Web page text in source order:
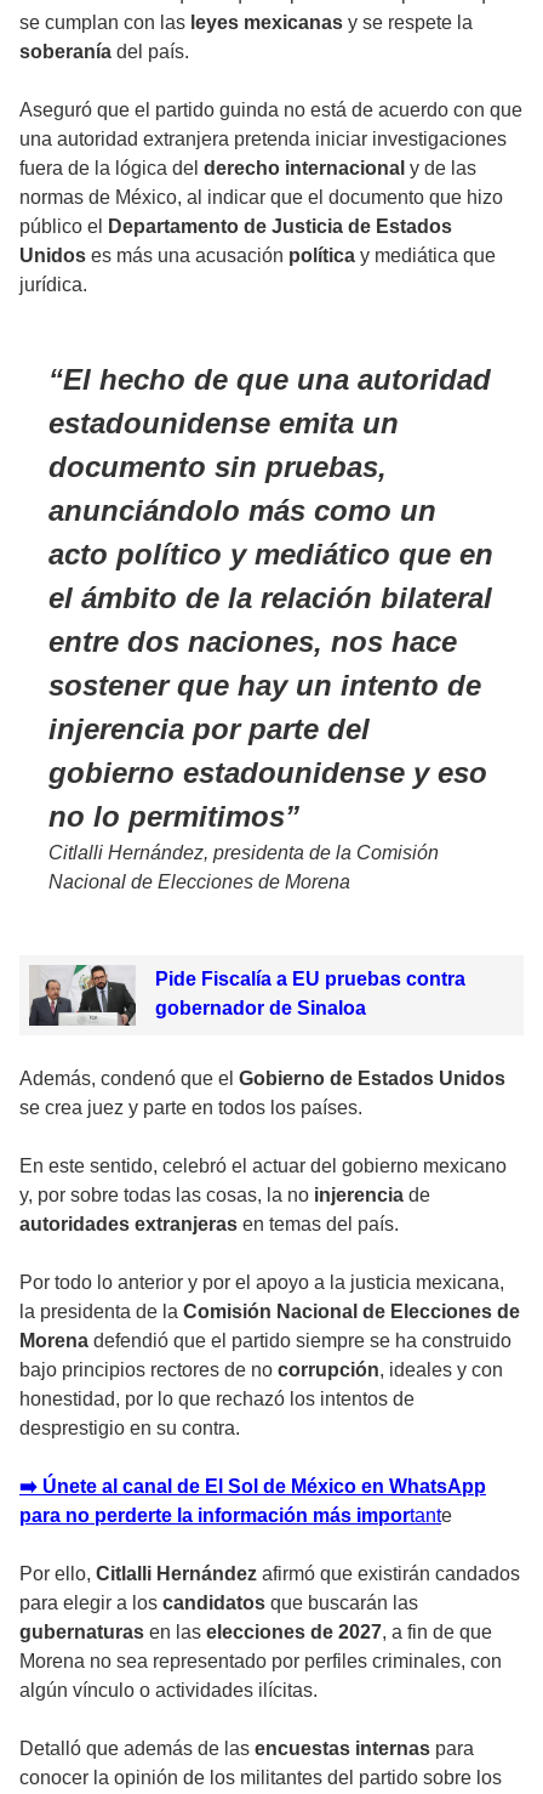
se cumplan con las leyes mexicanas y se respete la
soberanía del país.
Aseguró que el partido guinda no está de acuerdo con que
una autoridad extranjera pretenda iniciar investigaciones
fuera de la lógica del derecho internacional y de las
normas de México, al indicar que el documento que hizo
público el
Departamento de Justicia de Estados
Unidos es más una acusación política y mediática que
jurídica.
El hecho de que una autoridad
estadounidense emita un
documento sin pruebas,
anunciándolo más como un
acto político y mediático que en
el ámbito de la relación bilateral
entre dos naciones, nos hace
sostener que hay un intento de
injerencia por parte del
gobierno estadounidense y eso
no lo permitimos
Citlalli Hernández, presidenta de la Comisión
Nacional de Elecciones de Morena
Pide Fiscalía a EU pruebas contra
gobernador de Sinaloa
Además, condenó que el Gobierno de Estados Unidos
se crea juez y parte en todos los países.
En este sentido, celebró el actuar del gobierno mexicano
y, por sobre todas las cosas, la no injerencia de
autoridades extranjeras en temas del país.
Por todo lo anterior y por el apoyo a la justicia mexicana,
la presidenta de la Comisión Nacional de Elecciones de
Morena defendió que el partido siempre se ha construido
bajo principios rectores de no corrupción, ideales y con
honestidad, por lo que rechazó los intentos de
desprestigio en su contra.
➡️ Únete al canal de El Sol de México en WhatsApp
para no perderte la información más importante
Por ello, Citlalli Hernández afirmó que existirán candados
para elegir a los candidatos que buscarán las
gubernaturas en las elecciones de 2027, a fin de que
Morena no sea representado por perfiles criminales, con
algún vínculo o actividades ilícitas.
Detalló que además de las encuestas internas para
conocer la opinión de los militantes del partido sobre los